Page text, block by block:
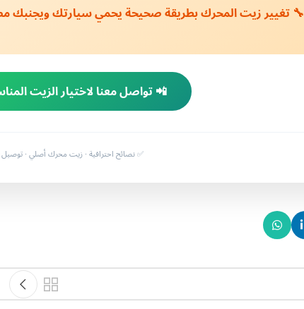
🔧 تغيير زيت المحرك بطريقة صحيحة يحمي سيارتك ويجنبك
📲 تواصل معنا لاختيار الزيت
✅ نصائح احترافية · زيت محرك أصلي ·